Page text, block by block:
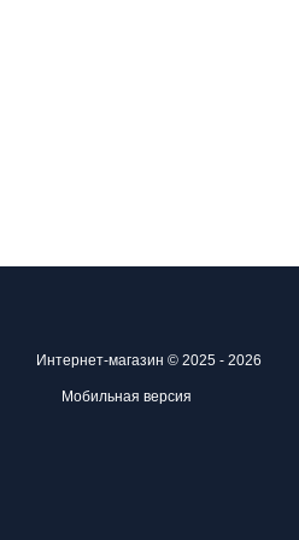
Интернет-магазин © 2025 - 2026
Мобильная версия